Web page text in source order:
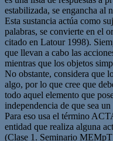
estabilizada, se engancha al
Esta sus­tancia actúa como
palabras, se convierte en el
citado en Latour 1998).
que llevan a cabo las
mientras que los objetos
No obstante, considera que
algo, por lo que cree que
todo aquel elemento que
independencia de que sea
Para eso usa el término
entidad que realiza alguna
(Clase 1. Seminario